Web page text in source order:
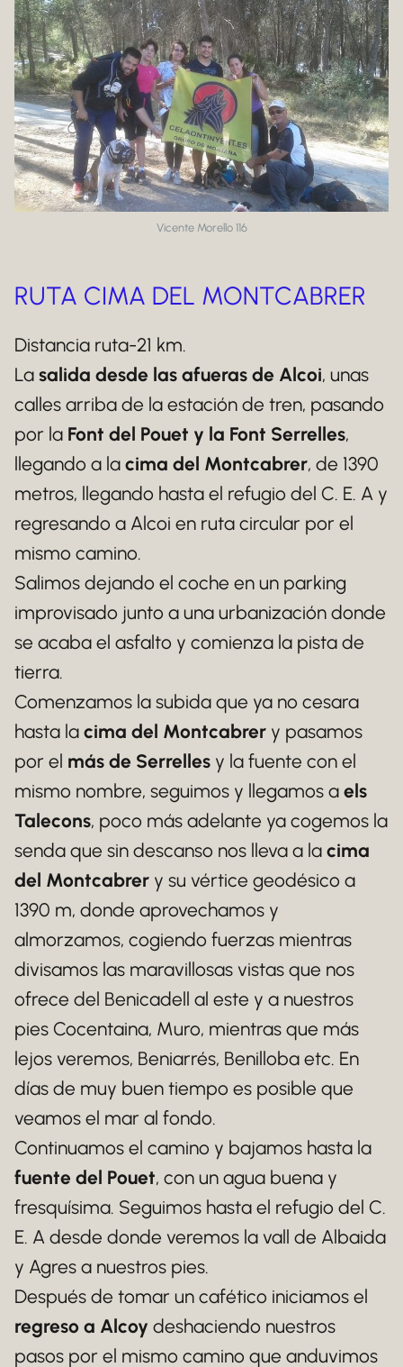
Vicente Morello 116
RUTA CIMA DEL MONTCABRER
Distancia ruta-21 km.
La salida desde las afueras de Alcoi, unas
calles arriba de la estación de tren, pasando
por la Font del Pouet y la Font Serrelles,
llegando a la cima del Montcabrer, de 1390
metros, llegando hasta el refugio del C. E. A y
regresando a Alcoi en ruta circular por el
mismo camino.
Salimos dejando el coche en un parking
improvisado junto a una urbanización donde
se acaba el asfalto y comienza la pista de
tierra.
Comenzamos la subida que ya no cesara
hasta la cima del Montcabrer y pasamos
por el más de Serrelles y la fuente con el
mismo nombre, seguimos y llegamos a els
Talecons, poco más adelante ya cogemos la
senda que sin descanso nos lleva a la cima
del Montcabrer y su vértice geodésico a
1390 m, donde aprovechamos y
almorzamos, cogiendo fuerzas mientras
divisamos las maravillosas vistas que nos
ofrece del Benicadell al este y a nuestros
pies Cocentaina, Muro, mientras que más
lejos veremos, Beniarrés, Benilloba etc. En
días de muy buen tiempo es posible que
veamos el mar al fondo.
Continuamos el camino y bajamos hasta la
fuente del Pouet, con un agua buena y
fresquísima. Seguimos hasta el refugio del C.
E. A desde donde veremos la vall de Albaida
y Agres a nuestros pies.
Después de tomar un cafético iniciamos el
regreso a Alcoy deshaciendo nuestros
pasos por el mismo camino que anduvimos